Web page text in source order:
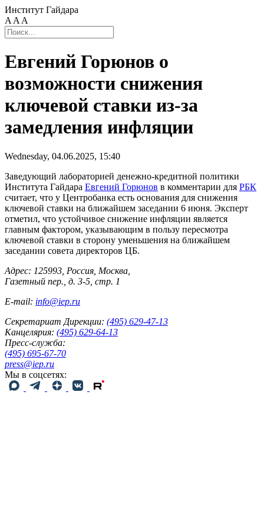
Институт Гайдара
A A A
Евгений Горюнов о
возможности снижения
ключевой ставки из-за
замедления инфляции
Wednesday, 04.06.2025, 15:40
Заведующий лабораторией денежно-кредитной политики
Института Гайдара Евгений Горюнов в комментарии для РБК
считает, что у Центробанка есть основания для снижения
ключевой ставки на ближайшем заседании 6 июня. Эксперт
отметил, что устойчивое снижение инфляции является
главным фактором, указывающим в пользу пересмотра
ключевой ставки в сторону уменьшения на ближайшем
заседании совета директоров ЦБ.
Адрес: 125993, Россия, Москва,
Газетный пер., д. 3-5, стр. 1
E-mail: info@iep.ru
Секретариат Дирекции: (495) 629-47-13
Канцелярия: (495) 629-64-13
Пресс-служба:
(495) 695-67-70
press@iep.ru
Мы в соцсетях: